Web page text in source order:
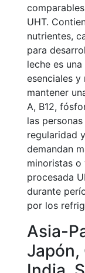
UHT.
nutrientes,
para
leche es
esenciales y
mantener
A, B12,
las
regularidad
demandan
minoristas o
procesada
durante
por los
Asia-
Japón,